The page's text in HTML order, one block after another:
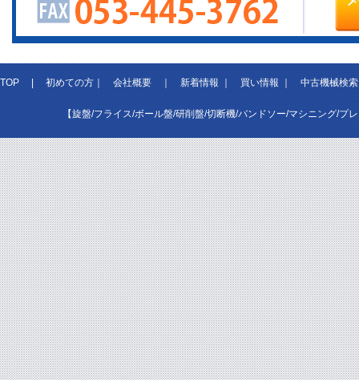
TOP|初めての方｜会社概要｜新着情報｜買い情報｜中古機械検索
【旋盤/フライス/ボール盤/研削盤/切断機/バンドソー/マシニング/プ